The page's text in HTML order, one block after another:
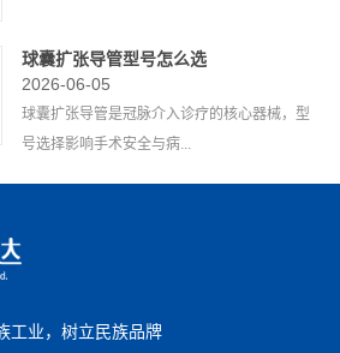
球囊扩张导管型号怎么选
2026-06-05
球囊扩张导管是冠脉介入诊疗的核心器械，型
号选择影响手术安全与病...
工业，树立民族品牌